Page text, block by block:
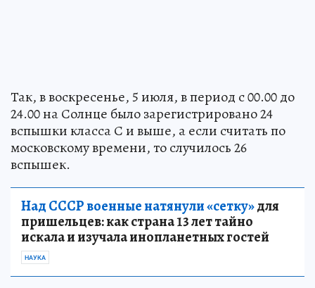
Так, в воскресенье, 5 июля, в период с 00.00 до
24.00 на Солнце было зарегистрировано 24
вспышки класса С и выше, а если считать по
московскому времени, то случилось 26
вспышек.
Над СССР военные натянули «сетку»для
пришельцев: как страна 13 лет тайно
искала и изучала инопланетных гостей
НАУКА